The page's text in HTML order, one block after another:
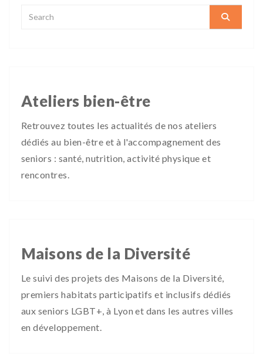
Ateliers bien-être
Retrouvez toutes les actualités de nos ateliers
dédiés au bien-être et à l'accompagnement des
seniors : santé, nutrition, activité physique et
rencontres.
Maisons de la Diversité
Le suivi des projets des Maisons de la Diversité,
premiers habitats participatifs et inclusifs dédiés
aux seniors LGBT+, à Lyon et dans les autres villes
en développement.